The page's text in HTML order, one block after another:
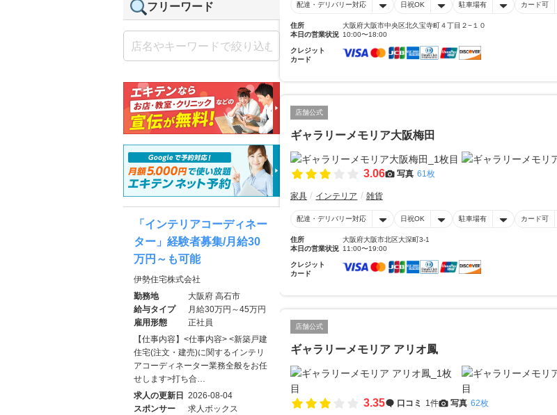
配達・デリバリー対応 日祝OK 駐車場有 カード可
住所
大阪府大阪市中央区北久宝寺町４丁目２−１０
本日の営業状況 10:00〜18:00
クレジット
カード
店舗公式
ギャラリーメモリア大阪梅田
3.06 写真 61枚
家具 インテリア 雑貨
配達・デリバリー対応 日祝OK 駐車場有 カード可
住所
大阪府大阪市北区大深町3-1
本日の営業状況 11:00〜19:00
クレジット
カード
店舗公式
ギャラリーメモリア アリオ鳳
3.35 口コミ 1件 写真 62枚
フリーワード
「インテリアコーディネー
ター」経験者募集/月給30
万円～も可能
伊勢住宅株式会社
勤務地
大阪府 高石市
給与タイプ
月給30万円～45万円
雇用形態
正社員
【仕事内容】<仕事内容> <新築戸建
住宅(注文・建売)に関するインテリ
アコーディネーター業務全般をお任
せします>打ち合…
求人の更新日
2026-08-04
スポンサー
求人ボックス